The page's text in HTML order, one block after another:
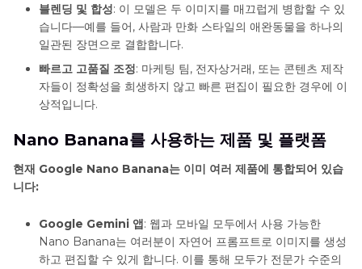
블렌딩 및 합성: 이 모델은 두 이미지를 매끄럽게 병합할 수 있
습니다—예를 들어, 사람과 만화 스타일의 애완동물을 하나의
일관된 장면으로 결합합니다.
빠르고 고품질 조정: 마케팅 팀, 전자상거래, 또는 콘텐츠 제작
자들이 정확성을 희생하지 않고 빠른 편집이 필요한 경우에 이
상적입니다.
Nano Banana를 사용하는 제품 및 플랫폼
현재 Google Nano Banana는 이미 여러 제품에 통합되어 있습
니다:
Google Gemini 앱: 웹과 모바일 모두에서 사용 가능한
Nano Banana는 여러분이 자연어 프롬프트로 이미지를 생성
하고 편집할 수 있게 합니다. 이를 통해 모두가 전문가 수준의